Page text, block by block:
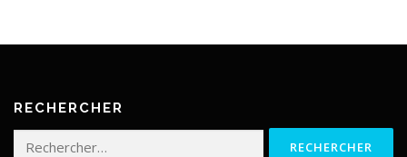
RECHERCHER
Rechercher :